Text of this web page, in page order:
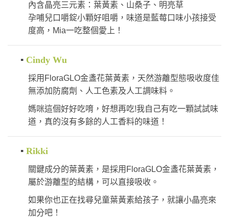
內含晶亮三元素：葉黃素、山桑子、明亮草
孕哺兒口嚼錠小顆好咀嚼，味道是藍莓口味小孩接受
度高，Mia一吃整個愛上！
▪ Cindy Wu
採用FloraGLO金盞花葉黃素，天然游離型態吸收度佳
無添加防腐劑、人工色素及人工調味料。
媽咪這個好好吃唷，好想再吃!我自己有吃一顆試試味
道，真的沒有多餘的人工香料的味道！
▪ Rikki
關鍵成分的葉黃素，是採用FloraGLO金盞花葉黃素，
屬於游離型的結構，可以直接吸收。
如果你也正在找尋兒童葉黃素給孩子，就讓小晶亮來
加分吧！